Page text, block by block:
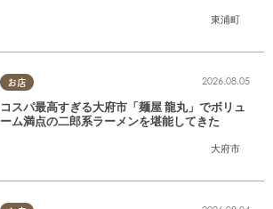
東浦町
お店
大府市
2026.08.05
コスパ最高すぎる大府市「麺屋 龍丸」でボリュ
ーム満点の二郎系ラーメンを堪能してきた